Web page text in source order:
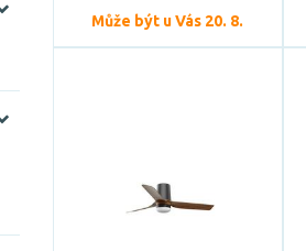
Může být u Vás 20. 8.